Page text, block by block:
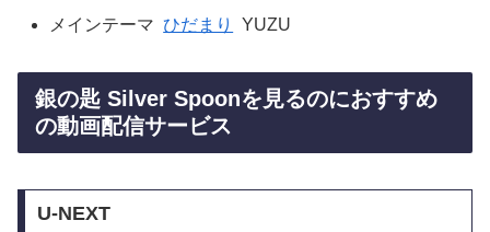
メインテーマ ひだまり YUZU
銀の匙 Silver Spoonを見るのにおすすめ
の動画配信サービス
U-NEXT